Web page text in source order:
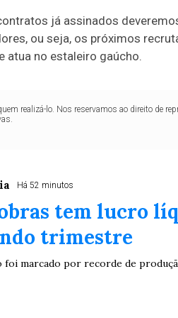
já assinados
ou seja, os próximos
atua no estaleiro gaúcho.
realizá-lo. Nos reservamos ao direito de
Há 52 minutos
tem lucro
trimestre
foi marcado por recorde de